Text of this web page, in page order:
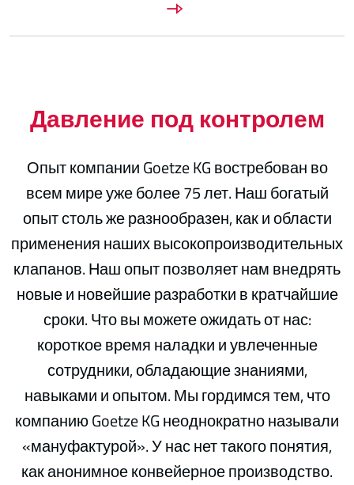
Давление под контролем
Опыт компании Goetze KG востребован во
всем мире уже более 75 лет. Наш богатый
опыт столь же разнообразен, как и области
применения наших высокопроизводительных
клапанов. Наш опыт позволяет нам внедрять
новые и новейшие разработки в кратчайшие
сроки. Что вы можете ожидать от нас:
короткое время наладки и увлеченные
сотрудники, обладающие знаниями,
навыками и опытом. Мы гордимся тем, что
компанию Goetze KG неоднократно называли
«мануфактурой». У нас нет такого понятия,
как анонимное конвейерное производство.